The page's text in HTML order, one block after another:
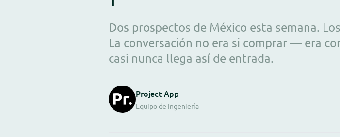
Dos prospectos de México esta semana.
La conversación no era si comprar — era
casi nunca llega así de entrada.
Project App
Equipo de Ingeniería